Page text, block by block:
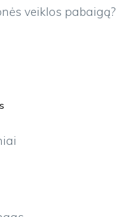
veiklos pabaigą?